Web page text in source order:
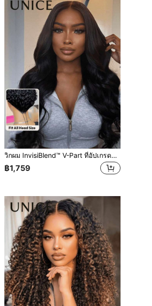
วิกผม InvisiBlend™ V-Part ที่อัปเกรดแล้วพร้อมฝาปิดแบบมีเชือกรูด, ใช้งานง่ายสำหรับผู้เริ่มต้นโดยมีสารตกค้างน้อยที่สุด, วิกผมสีดำธรรมชาติรูปตัว V EasiContour สำหรับผู้หญิง โดย UNice
฿1,759